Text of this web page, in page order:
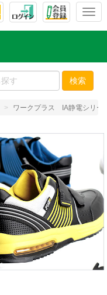
T
l
e
n
v
g
o
n
検索
ワークプラス IA静電シリー